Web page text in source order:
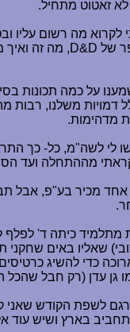
מה רשום עליו
של D&D, מה זה
על כמה תכונות
דמויות משלנו,
מדהימות.
לי לשה"מ, כל- כך
מההתחלה ועד
מכיר בע"פ, אבל
שאליו באים שחקני
כדי להשיג
גן עדן (רק חבל
לשפת הקודש שאני
בארץ ושיש עוד